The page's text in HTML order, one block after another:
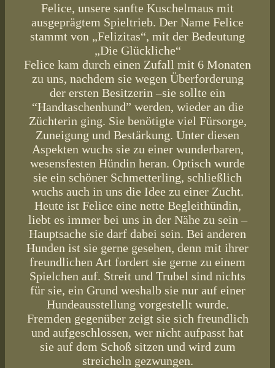
Felice, unsere sanfte Kuschelmaus mit
ausgeprägtem Spieltrieb. Der Name Felice
stammt von „Felizitas“, mit der Bedeutung
„Die Glückliche“
Felice kam durch einen Zufall mit 6 Monaten
zu uns, nachdem sie wegen Überforderung
der ersten Besitzerin –sie sollte ein
“Handtaschenhund” werden, wieder an die
Züchterin ging. Sie benötigte viel Fürsorge,
Zuneigung und Bestärkung. Unter diesen
Aspekten wuchs sie zu einer wunderbaren,
wesensfesten Hündin heran. Optisch wurde
sie ein schöner Schmetterling, schließlich
wuchs auch in uns die Idee zu einer Zucht.
Heute ist Felice eine nette Begleithündin,
liebt es immer bei uns in der Nähe zu sein –
Hauptsache sie darf dabei sein. Bei anderen
Hunden ist sie gerne gesehen, denn mit ihrer
freundlichen Art fordert sie gerne zu einem
Spielchen auf. Streit und Trubel sind nichts
für sie, ein Grund weshalb sie nur auf einer
Hundeausstellung vorgestellt wurde.
Fremden gegenüber zeigt sie sich freundlich
und aufgeschlossen, wer nicht aufpasst hat
sie auf dem Schoß sitzen und wird zum
streicheln gezwungen.